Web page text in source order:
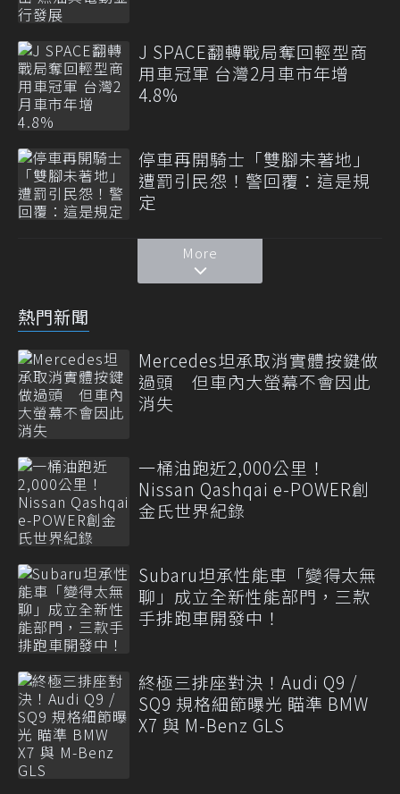
J SPACE翻轉戰局奪回輕型商
用車冠軍 台灣2月車市年增
4.8%
停車再開騎士「雙腳未著地」
遭罰引民怨！警回覆：這是規
定
More
熱門新聞
Mercedes坦承取消實體按鍵做
過頭 但車內大螢幕不會因此
消失
一桶油跑近2,000公里！
Nissan Qashqai e-POWER創
金氏世界紀錄
Subaru坦承性能車「變得太無
聊」成立全新性能部門，三款
手排跑車開發中！
終極三排座對決！Audi Q9 /
SQ9 規格細節曝光 瞄準 BMW
X7 與 M-Benz GLS